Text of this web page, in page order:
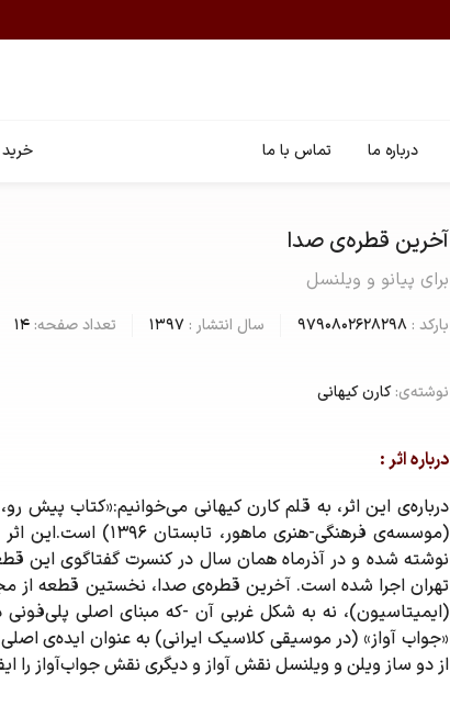
درباره ما تماس با ما
آخرین قطره‌ی صدا
برای پیانو و ویلنسل
بارکد :9790802628298 سال انتشار :1397 تعداد صفحه:14
نوشته‌ی:کارن کیهانی
درباره اثر :
درباره‌ی این اثر، به قلم کارن کیهانی می‌خوانیم:«کتاب پیش
نوشته شده و در آذرماه همان سال در کنسرت گفتاگوی این
(ایمیتاسیون)، نه به شکل غربی آن -که مبنای اصلی
«جواب آواز» (در موسیقی کلاسیک ایرانی) به عنوان ایده‌ی
از دو ساز ویلن و ویلنسل نقش آواز و دیگری نقش جواب‌آواز را